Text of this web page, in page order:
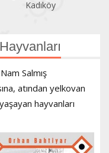
Kadıköy
Salmış
atından yelkovan
hayvanları